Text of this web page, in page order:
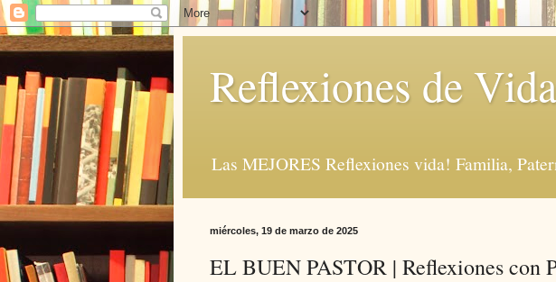
Reflexiones de
Las MEJORES Reflexiones vida! Familia,
miércoles, 19 de marzo de 2025
EL BUEN PASTOR | Reflexiones con